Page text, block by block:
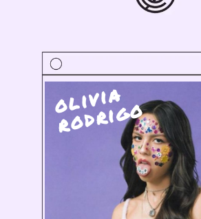
olivia
rodrigo